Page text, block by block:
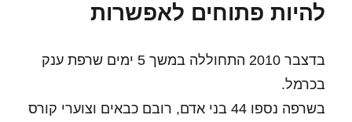
להיות פתוחים לאפשרות
בדצבר 2010 התחוללה במשך 5 ימים שרפת ענק
בכרמל.
בשרפה נספו 44 בני אדם, רובם כבאים וצוערי קורס